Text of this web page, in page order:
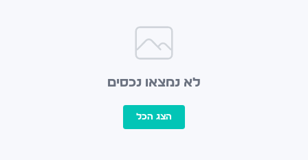
לא נמצאו נכסים
הצג הכל